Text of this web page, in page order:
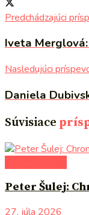
Predchádzajúci
Iveta
Nasledujúci
Daniela
Súvisiace
Peter Šulej:
27. júla 2026